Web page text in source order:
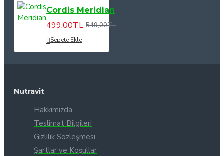
Cordis Meridian
499,00TL 549,00TL
Sepete Ekle
Nutravit
Hakkımızda
Teslimat Bilgileri
Gizlilik Sözleşmesi
Şartlar ve Koşullar